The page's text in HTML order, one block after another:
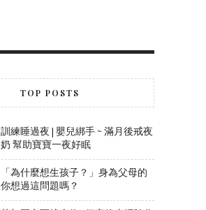
TOP POSTS
訓練睡過夜 | 嬰兒綁手 ~ 滿月後戒夜
奶 幫助寶寶一夜好眠
「為什麼想生孩子？」身為父母的
你想過這問題嗎？